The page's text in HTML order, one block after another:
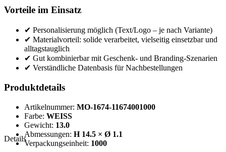
Vorteile im Einsatz
✔ Personalisierung möglich (Text/Logo – je nach Variante)
✔ Materialvorteil: solide verarbeitet, vielseitig einsetzbar und
alltagstauglich
✔ Gut kombinierbar mit Geschenk- und Branding-Szenarien
✔ Verständliche Datenbasis für Nachbestellungen
Produktdetails
Artikelnummer: MO-1674-11674001000
Farbe: WEISS
Gewicht: 13.0
Abmessungen: H 14.5 × Ø 1.1
Verpackungseinheit: 1000
Details